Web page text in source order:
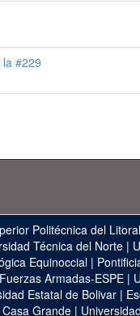
#229
Politécnica del Litoral
Técnica del Norte|
Equinoccial|
Armadas-ESPE |
Estatal de Bolivar|
Grande |